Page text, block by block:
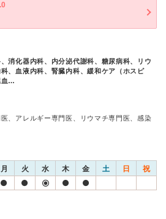
消化器内科、内分泌代謝科、糖尿病科、リウ
、血液内科、腎臓内科、緩和ケア（ホスピ
血…
、アレルギー専門医、リウマチ専門医、感染
月 火 水 木 金 土 日 祝